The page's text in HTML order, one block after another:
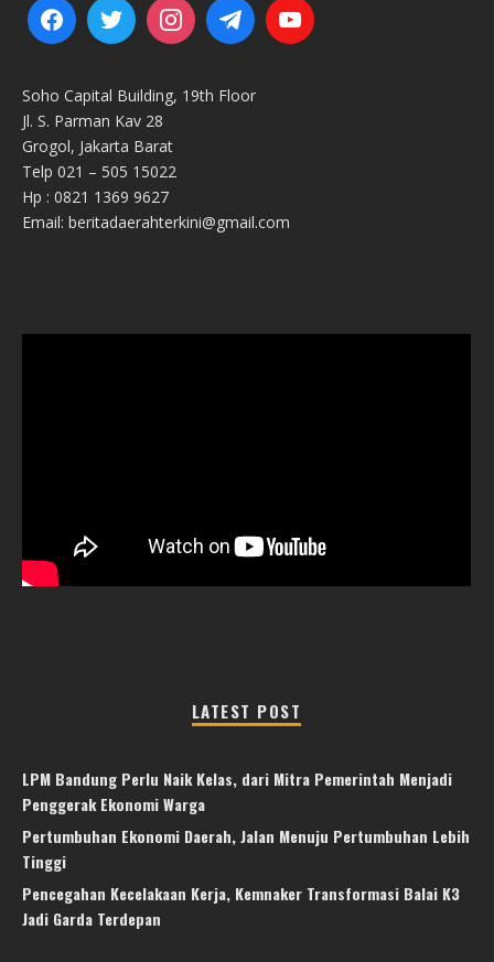
Soho Capital Building, 19th Floor
Jl. S. Parman Kav 28
Grogol, Jakarta Barat
Telp 021 – 505 15022
Hp : 0821 1369 9627
Email: beritadaerahterkini@gmail.com
LATEST POST
LPM Bandung Perlu Naik Kelas, dari Mitra Pemerintah Menjadi
Penggerak Ekonomi Warga
Pertumbuhan Ekonomi Daerah, Jalan Menuju Pertumbuhan Lebih
Tinggi
Pencegahan Kecelakaan Kerja, Kemnaker Transformasi Balai K3
Jadi Garda Terdepan